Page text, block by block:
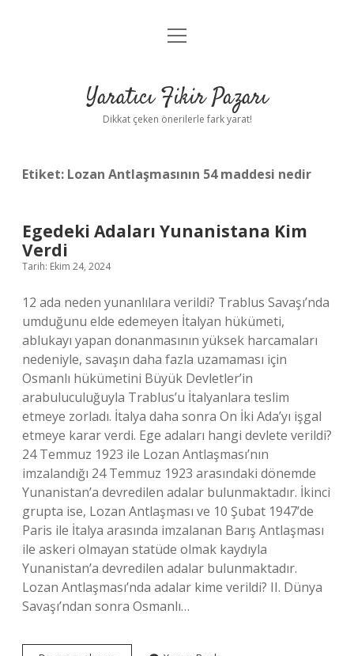
Anasayfa
Yasal Uyarı
menüyü
Yaratıcı Fikir Pazarı
Dikkat çeken önerilerle fark yarat!
Etiket: Lozan Antlaşmasının 54 maddesi nedir
Egedeki Adaları Yunanistana Kim
Verdi
Tarih: Ekim 24, 2024
12 ada neden yunanlılara verildi? Trablus Savaşı’nda
umduğunu elde edemeyen İtalyan hükümeti,
ablukayı yapan donanmasının yüksek harcamaları
nedeniyle, savaşın daha fazla uzamaması için
Osmanlı hükümetini Büyük Devletler’in
arabuluculuğuyla Trablus’u İtalyanlara teslim
etmeye zorladı. İtalya daha sonra On İki Ada’yı işgal
etmeye karar verdi. Ege adaları hangi devlete verildi?
24 Temmuz 1923 ile Lozan Antlaşması’nın
imzalandığı 24 Temmuz 1923 arasındaki dönemde
Yunanistan’a devredilen adalar bulunmaktadır. İkinci
grupta ise, Lozan Antlaşması ve 10 Şubat 1947’de
Paris ile İtalya arasında imzalanan Barış Antlaşması
ile askeri olmayan statüde olmak kaydıyla
Yunanistan’a devredilen adalar bulunmaktadır.
Lozan Antlaşması’nda adalar kime verildi? II. Dünya
Savaşı’ndan sonra Osmanlı…